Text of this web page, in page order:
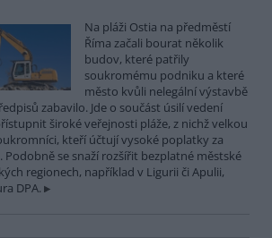
Na pláži Ostia na předměstí
Říma začali bourat několik
budov, které patřily
soukromému podniku a které
město kvůli nelegální výstavbě
zabavilo. Jde o součást úsilí vedení
široké veřejnosti pláže, z nichž velkou
kteří účtují vysoké poplatky za
Podobně se snaží rozšířit bezplatné městské
regionech, například v Ligurii či Apulii,
DPA.